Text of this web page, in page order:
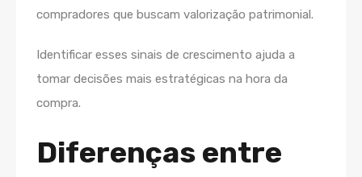
compradores que buscam valorização patrimonial.
Identificar esses sinais de crescimento ajuda a
tomar decisões mais estratégicas na hora da
compra.
Diferenças entre